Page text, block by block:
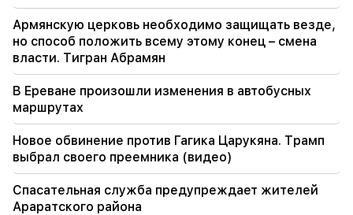
Запад отвернется от Армении. Медведев
предупредил Ереван
Дрон взорвался в Болгарии возле
газопровода, соединяющего Турцию и
Украину.
16:06
Иран поставил США условие открыть
Ормузский пролив
Армянскую церковь необходимо защищать везде,
но способ положить всему этому конец – смена
власти. Тигран Абрамян
В Ереване произошли изменения в автобусных
маршрутах
Новое обвинение против Гагика Царукяна. Трамп
выбрал своего преемника (видео)
Спасательная служба предупреждает жителей
Араратского района